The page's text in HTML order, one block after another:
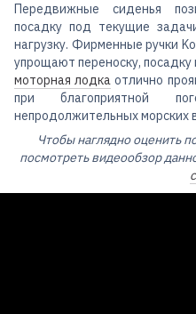
Передвижные сиденья
посадку под текущие
нагрузку. Фирменные ручки
упрощают переноску,
моторная лодка отлично
при благоприятной
непродолжительных морских
Чтобы наглядно оценить
посмотреть видеообзор